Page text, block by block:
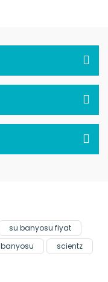
su banyosu fiyat
scientz